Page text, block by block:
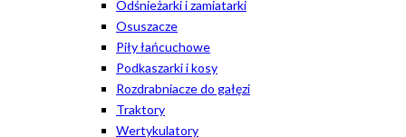
Odśnieżarki i zamiatarki
Osuszacze
Piły łańcuchowe
Podkaszarki i kosy
Rozdrabniacze do gałęzi
Traktory
Wertykulatory